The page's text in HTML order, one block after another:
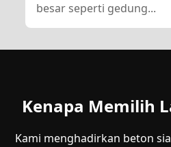
besar seperti gedung...
Kenapa Memilih
Kami menghadirkan beton